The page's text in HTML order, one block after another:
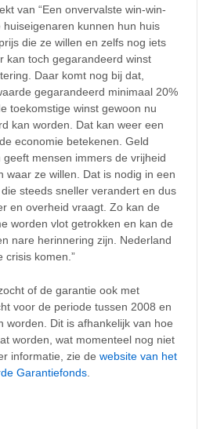
van “Een onvervalste win-win-
huiseigenaren kunnen hun huis
die ze willen en zelfs nog iets
kan toch gegarandeerd winst
Daar komt nog bij dat,
gegarandeerd minimaal 20%
toekomstige winst gewoon nu
kan worden. Dat kan weer een
economie betekenen. Geld
mensen immers de vrijheid
waar ze willen. Dat is nodig in een
steeds sneller verandert en dus
en overheid vraagt. Zo kan de
worden vlot getrokken en kan de
nare herinnering zijn. Nederland
crisis komen.”
of de garantie ook met
voor de periode tussen 2008 en
worden. Dit is afhankelijk van hoe
worden, wat momenteel nog niet
informatie, zie de website van het
Garantiefonds.